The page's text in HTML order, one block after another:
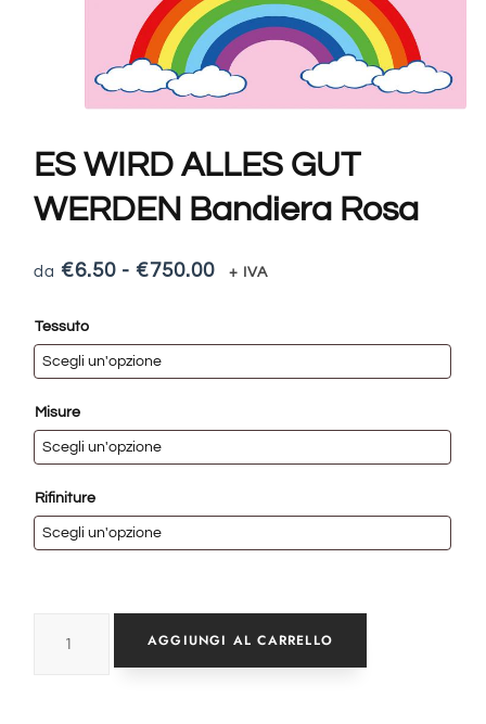
ES WIRD ALLES GUT
WERDEN Bandiera Rosa
€6.50 - €750.00 + IVA
Tessuto
Misure
Rifiniture
AGGIUNGI AL CARRELLO